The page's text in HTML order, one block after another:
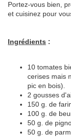
Portez-vous bien,
et cuisinez pour
Ingrédients :
10 tomates
cerises mais
pic en bois).
2 gousses
150 g. de
100 g. de
50 g. de
50 g. de